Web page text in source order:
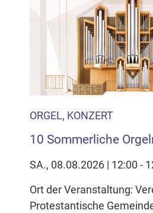
ORGEL, KONZERT
10 Sommerliche
SA., 08.08.2026 | 12:00 -
Ort der Veranstaltung:
Protestantische